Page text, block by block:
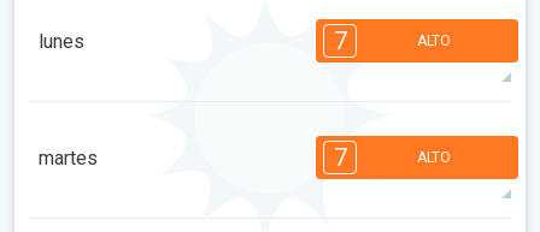
lunes 7 ALTO
14:00
3
13 h 06:40 a.m. 09:20 p.m. 87°máx.
martes 7 ALTO